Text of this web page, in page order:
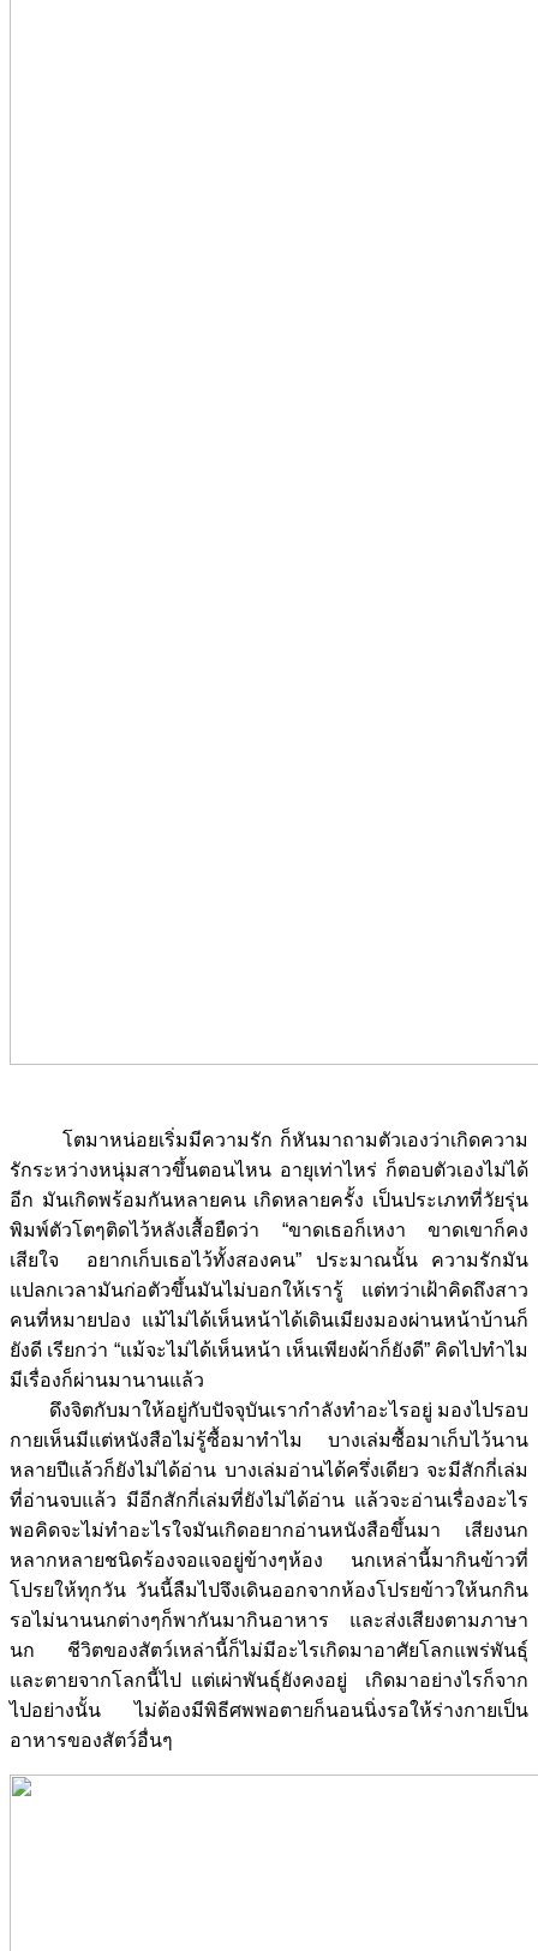
โตมาหน่อยเริ่มมีความรัก ก็หันมาถามตัวเองว่าเกิดความ
รักระหว่างหนุ่มสาวขึ้นตอนไหน อายุเท่าไหร่ ก็ตอบตัวเองไม่ได้
อีก มันเกิดพร้อมกันหลายคน เกิดหลายครั้ง เป็นประเภทที่วัยรุ่น
พิมพ์ตัวโตๆติดไว้หลังเสื้อยืดว่า “ขาดเธอก็เหงา ขาดเขาก็คง
เสียใจ อยากเก็บเธอไว้ทั้งสองคน” ประมาณนั้น ความรักมัน
แปลกเวลามันก่อตัวขึ้นมันไม่บอกให้เรารู้ แต่ทว่าเฝ้าคิดถึงสาว
คนที่หมายปอง แม้ไม่ได้เห็นหน้าได้เดินเมียงมองผ่านหน้าบ้านก็
ยังดี เรียกว่า “แม้จะไม่ได้เห็นหน้า เห็นเพียงผ้าก็ยังดี” คิดไปทำไม
มีเรื่องก็ผ่านมานานแล้ว
ดึงจิตกับมาให้อยู่กับปัจจุบันเรากำลังทำอะไรอยู่ มองไปรอบ
กายเห็นมีแต่หนังสือไม่รู้ซื้อมาทำไม บางเล่มซื้อมาเก็บไว้นาน
หลายปีแล้วก็ยังไม่ได้อ่าน บางเล่มอ่านได้ครึ่งเดียว จะมีสักกี่เล่ม
ที่อ่านจบแล้ว มีอีกสักกี่เล่มที่ยังไม่ได้อ่าน แล้วจะอ่านเรื่องอะไร
พอคิดจะไม่ทำอะไรใจมันเกิดอยากอ่านหนังสือขึ้นมา เสียงนก
หลากหลายชนิดร้องจอแจอยู่ข้างๆห้อง นกเหล่านี้มากินข้าวที่
โปรยให้ทุกวัน วันนี้ลืมไปจึงเดินออกจากห้องโปรยข้าวให้นกกิน
รอไม่นานนกต่างๆก็พากันมากินอาหาร และส่งเสียงตามภาษา
นก ชีวิตของสัตว์เหล่านี้ก็ไม่มีอะไรเกิดมาอาศัยโลกแพร่พันธุ์
และตายจากโลกนี้ไป แต่เผ่าพันธุ์ยังคงอยู่ เกิดมาอย่างไรก็จาก
ไปอย่างนั้น ไม่ต้องมีพิธีศพพอตายก็นอนนิ่งรอให้ร่างกายเป็น
อาหารของสัตว์อื่นๆ